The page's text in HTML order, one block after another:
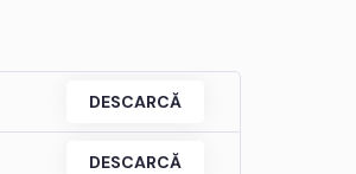
DESCARCĂ
DESCARCĂ